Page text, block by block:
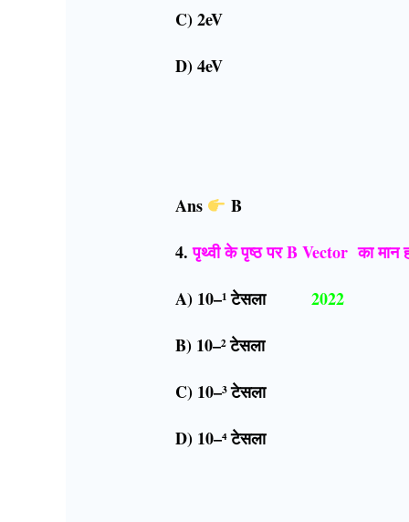
C) 2eV
D) 4eV
Ans
B
4.पृथ्वी के पृष्ठ पर B Vector का मान
A) 10–¹ टेसला2022
B) 10–² टेसला
C) 10–³ टेसला
D) 10–⁴ टेसला